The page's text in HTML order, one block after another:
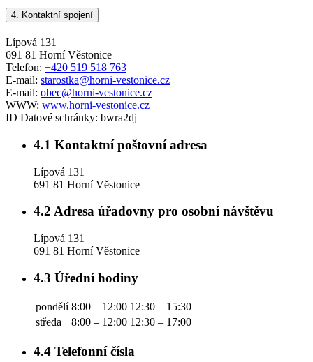
4. Kontaktní spojení
Lípová 131
691 81 Horní Věstonice
Telefon: +420 519 518 763
E-mail: starostka@horni-vestonice.cz
E-mail: obec@horni-vestonice.cz
WWW: www.horni-vestonice.cz
ID Datové schránky: bwra2dj
4.1 Kontaktní poštovní adresa
Lípová 131
691 81 Horní Věstonice
4.2 Adresa úřadovny pro osobní návštěvu
Lípová 131
691 81 Horní Věstonice
4.3 Úřední hodiny
pondělí 8:00 – 12:00 12:30 – 15:30
středa
8:00 – 12:00 12:30 – 17:00
4.4 Telefonní čísla